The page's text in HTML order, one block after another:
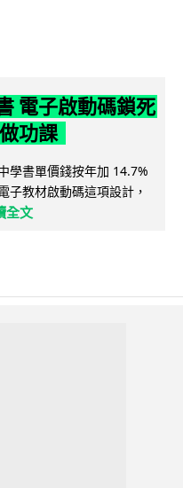
電子啟動碼鎖死
功課
學書單價錢按年加 14.7%
子教材啟動碼這項設計，
全文